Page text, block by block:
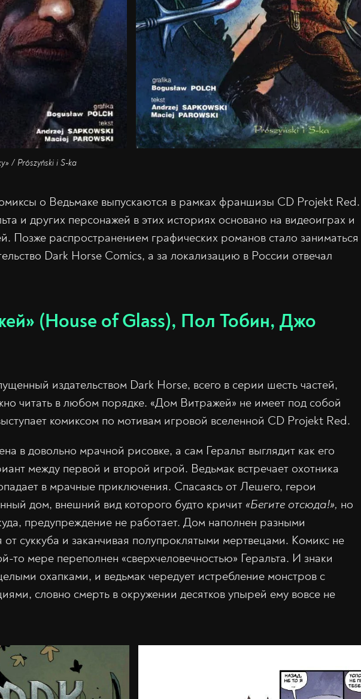
/ Prószyński i S-ka
о Ведьмаке выпускаются в рамках франшизы CD Projekt Red.
и других персонажей в этих историях основано на видеоиграх и
Позже распространением графических романов стало заниматься
Dark Horse Comics, а за локализацию в России отвечал
(House of Glass), Пол Тобин, Джо
издательством Dark Horse, всего в серии шесть частей,
читать в любом порядке. «Дом Витражей» не имеет под собой
комиксом по мотивам игровой вселенной CD Projekt Red.
в довольно мрачной рисовке, а сам Геральт выглядит как его
между первой и второй игрой. Ведьмак встречает охотника
в мрачные приключения. Спасаясь от Лешего, герои
дом, внешний вид которого будто кричит «Бегите отсюда!», но
предупреждение не работает. Дом наполнен разными
суккуба и заканчивая полупроклятыми мертвецами. Комикс не
то мере переполнен «сверхчеловечностью» Геральта. И знаки
охапками, и ведьмак чередует истребление монстров с
словно смерть в окружении десятков упырей ему вовсе не